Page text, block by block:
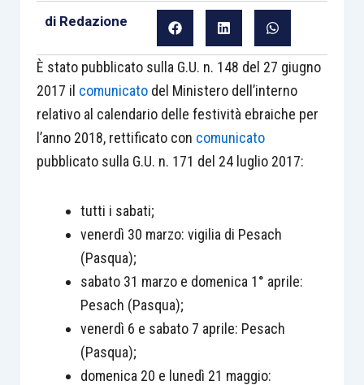
di Redazione
È stato pubblicato sulla G.U. n. 148 del 27 giugno
2017 il comunicatodel Ministero dell’interno
relativo al calendario delle festività ebraiche per
l’anno 2018, rettificato con comunicato
pubblicato sulla G.U. n. 171 del 24 luglio 2017:
tutti i sabati;
venerdì 30 marzo: vigilia di Pesach
(Pasqua);
sabato 31 marzo e domenica 1° aprile:
Pesach (Pasqua);
venerdì 6 e sabato 7 aprile: Pesach
(Pasqua);
domenica 20 e lunedì 21 maggio: